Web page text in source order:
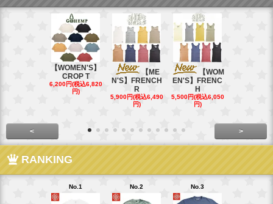
【WOMEN'S】
CROP T
6,200円(税込6,820
円)
【ME
N'S】FRENCH
R
5,900円(税込6,490
円)
【WOM
EN'S】FRENC
H
5,500円(税込6,050
円)
< >
RANKING
No.1 No.2 No.3